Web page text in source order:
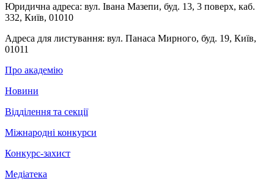
Юридична адреса: вул. Івана Мазепи, буд. 13, 3 поверх, каб.
332, Київ, 01010
Адреса для листування: вул. Панаса Мирного, буд. 19, Київ,
01011
Про академію
Новини
Відділення та секції
Міжнародні конкурси
Конкурс-захист
Медіатека